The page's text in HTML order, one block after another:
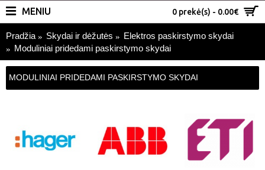
0 prekė(s) - 0.00€
MENIU
Pradžia Skydai ir dėžutės
Elektros paskirstymo skydai
Moduliniai pridedami paskirstymo skydai
MODULINIAI PRIDEDAMI PASKIRSTYMO SKYDAI